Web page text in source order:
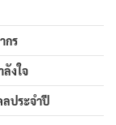
กร
งใจ
ประจำปี